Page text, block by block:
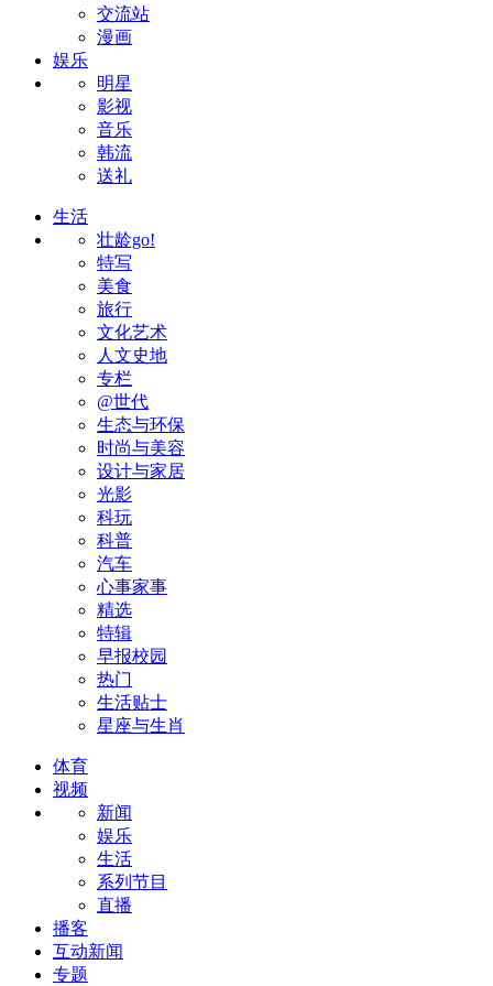
交流站
漫画
娱乐
明星
影视
音乐
韩流
送礼
生活
壮龄go!
特写
美食
旅行
文化艺术
人文史地
专栏
@世代
生态与环保
时尚与美容
设计与家居
光影
科玩
科普
汽车
心事家事
精选
特辑
早报校园
热门
生活贴士
星座与生肖
体育
视频
新闻
娱乐
生活
系列节目
直播
播客
互动新闻
专题